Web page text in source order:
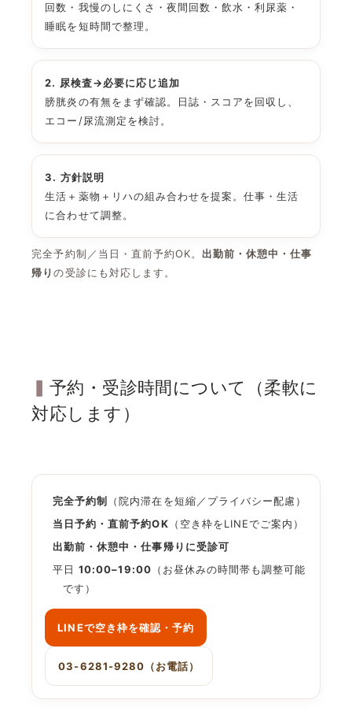
回数・我慢のしにくさ・夜間回数・飲水・利尿薬・
睡眠を短時間で整理。
2. 尿検査→必要に応じ追加
膀胱炎の有無をまず確認。日誌・スコアを回収し、
エコー/尿流測定を検討。
3. 方針説明
生活＋薬物＋リハの組み合わせを提案。仕事・生活
に合わせて調整。
完全予約制／当日・直前予約OK。出勤前・休憩中・仕事
帰りの受診にも対応します。
予約・受診時間について（柔軟に
対応します）
完全予約制
（院内滞在を短縮／プライバシー配慮）
当日予約・直前予約OK （空き枠をLINEでご案内）
出勤前・休憩中・仕事帰りに受診可
平日10:00–19:00 （お昼休みの時間帯も調整可能
です）
LINEで空き枠を確認・予約
03-6281-9280（お電話）